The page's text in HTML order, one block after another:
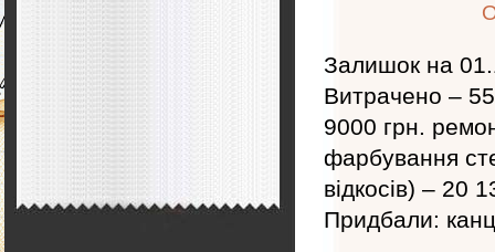
Залишок на
Витрачено –
9000 грн.
фарбування
відкосів) – 20
Придбали: